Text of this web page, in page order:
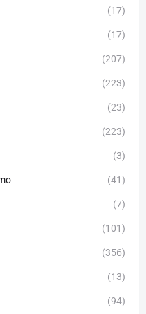
(17)
(17)
(207)
(223)
(23)
(223)
(3)
(41)
(7)
(101)
(356)
(13)
(94)